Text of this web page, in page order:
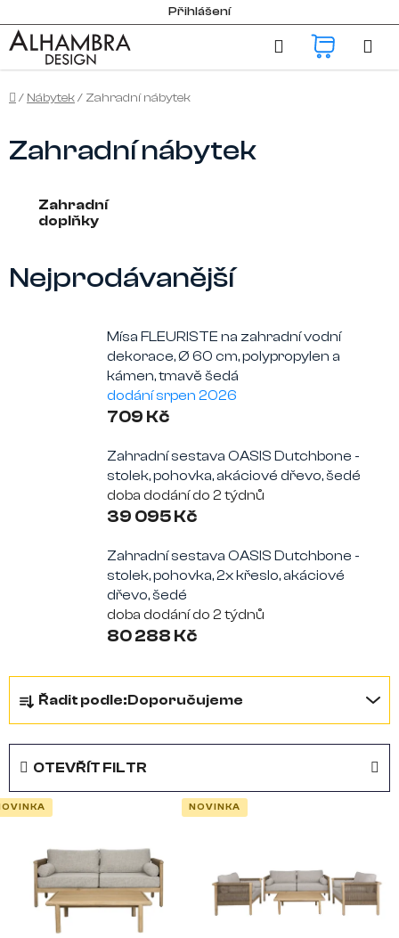
na
obsah
Přihlášení
Hledat
Domů
/ Nábytek/ Zahradní nábytek
Zahradní nábytek
Zahradní
doplňky
Nejprodávanější
Mísa FLEURISTE na zahradní vodní
dekorace, Ø 60 cm, polypropylen a
kámen, tmavě šedá
dodání srpen 2026
709 Kč
Zahradní sestava OASIS Dutchbone -
stolek, pohovka, akáciové dřevo, šedé
doba dodání do 2 týdnů
39 095 Kč
Zahradní sestava OASIS Dutchbone -
stolek, pohovka, 2x křeslo, akáciové
dřevo, šedé
doba dodání do 2 týdnů
80 288 Kč
Ř
a
z
e
n
Řadit podle:Doporučujeme
OTEVŘÍT FILTR
V
NOVINKA